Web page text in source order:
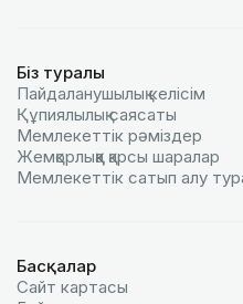
Біз туралы
Пайдаланушылық келiciм
Құпиялылық саясаты
Мемлекеттік рәміздер
Жемқорлыққа қарсы шаралар
Мемлекеттік сатып алу
Басқалар
Сайт картасы